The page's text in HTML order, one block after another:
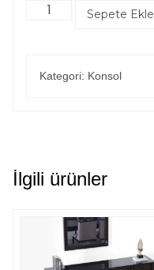
Sepete Ekle
Kategori: Konsol
İlgili ürünler